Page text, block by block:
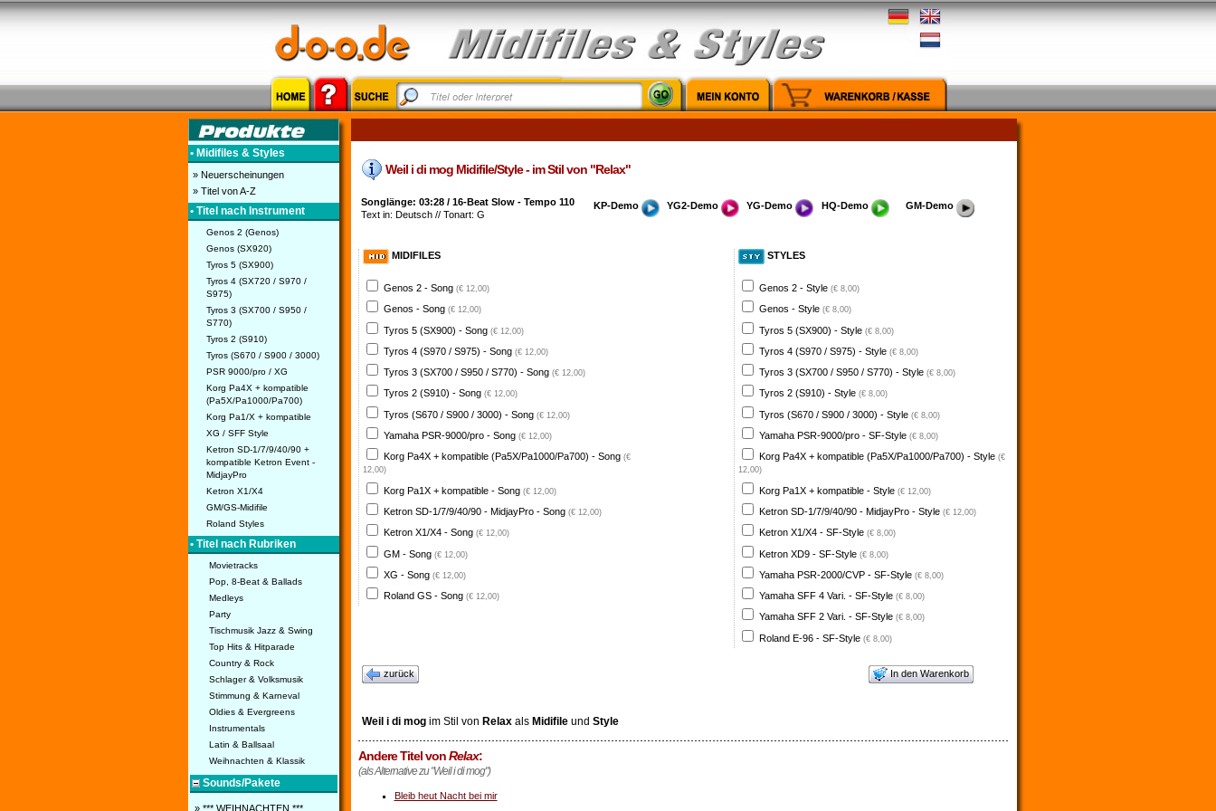
• Midifiles & Styles
» Neuerscheinungen
» Titel von A-Z
• Titel nach Instrument
Genos 2 (Genos)
Genos (SX920)
Tyros 5 (SX900)
Tyros 4 (SX720 / S970 /
S975)
Tyros 3 (SX700 / S950 /
S770)
Tyros 2 (S910)
Tyros (S670 / S900 / 3000)
PSR 9000/pro / XG
Korg Pa4X + kompatible
(Pa5X/Pa1000/Pa700)
Korg Pa1/X + kompatible
XG / SFF Style
Ketron SD-1/7/9/40/90 +
kompatible Ketron Event -
MidjayPro
Ketron X1/X4
GM/GS-Midifile
Roland Styles
• Titel nach Rubriken
Movietracks
Pop, 8-Beat & Ballads
Medleys
Party
Tischmusik Jazz & Swing
Top Hits & Hitparade
Country & Rock
Schlager & Volksmusik
Stimmung & Karneval
Oldies & Evergreens
Instrumentals
Latin & Ballsaal
Weihnachten & Klassik
Sounds/Pakete
» *** WEIHNACHTEN ***
Weil i di mog Midifile/Style - im Stil von "Relax"
Songlänge: 03:28 / 16-Beat Slow - Tempo 110
Text in: Deutsch // Tonart: G
KP-Demo YG2-Demo YG-Demo HQ-Demo GM-Demo
MIDIFILES
Genos 2 - Song (€ 12,00)
Genos - Song (€ 12,00)
Tyros 5 (SX900) - Song (€ 12,00)
Tyros 4 (S970 / S975) - Song (€ 12,00)
Tyros 3 (SX700 / S950 / S770) - Song (€ 12,00)
Tyros 2 (S910) - Song (€ 12,00)
Tyros (S670 / S900 / 3000) - Song (€ 12,00)
Yamaha PSR-9000/pro - Song (€ 12,00)
Korg Pa4X + kompatible (Pa5X/Pa1000/Pa700) - Song (€
12,00)
Korg Pa1X + kompatible - Song (€ 12,00)
Ketron SD-1/7/9/40/90 - MidjayPro - Song (€ 12,00)
Ketron X1/X4 - Song (€ 12,00)
GM - Song (€ 12,00)
XG - Song (€ 12,00)
Roland GS - Song (€ 12,00)
STYLES
Genos 2 - Style (€ 8,00)
Genos - Style (€ 8,00)
Tyros 5 (SX900) - Style (€ 8,00)
Tyros 4 (S970 / S975) - Style (€ 8,00)
Tyros 3 (SX700 / S950 / S770) - Style (€ 8,00)
Tyros 2 (S910) - Style (€ 8,00)
Tyros (S670 / S900 / 3000) - Style (€ 8,00)
Yamaha PSR-9000/pro - SF-Style (€ 8,00)
Korg Pa4X + kompatible (Pa5X/Pa1000/Pa700) - Style (€
12,00)
Korg Pa1X + kompatible - Style (€ 12,00)
Ketron SD-1/7/9/40/90 - MidjayPro - Style (€ 12,00)
Ketron X1/X4 - SF-Style (€ 8,00)
Ketron XD9 - SF-Style (€ 8,00)
Yamaha PSR-2000/CVP - SF-Style (€ 8,00)
Yamaha SFF 4 Vari. - SF-Style (€ 8,00)
Yamaha SFF 2 Vari. - SF-Style (€ 8,00)
Roland E-96 - SF-Style (€ 8,00)
zurück In den Warenkorb
Weil i di mogim Stil von Relaxals Midifileund Style
Andere Titel vonRelax:
(als Alternative zu "Weil i di mog")
Bleib heut Nacht bei mir